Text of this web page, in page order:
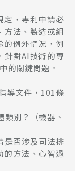
，專利申請必
方法、製造或組
的例外情況，例
針對AI技術的專
的關鍵問題。
導文件，101條
別？（機器、
否涉及司法排
的方法、心智過